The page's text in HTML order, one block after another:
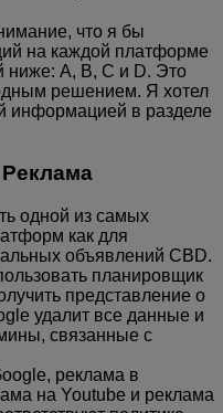
что я бы
на каждой платформе
ниже: A, B, C и D. Это
решением. Я хотел
информацией в разделе
одной из самых
как для
объявлений CBD.
планировщик
представление о
удалит все данные и
связанные с
реклама в
на Youtube и реклама